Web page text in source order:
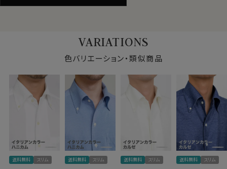
インナーシャツを着用せず素肌に直接着ても、汗を吸って
また春秋冬でも室内の温度が高くて汗をかき、汗が乾か
ぬままそのまま外へ出て寒い思いをした経験がおありの
方は多いともいます。
そんな時でもドライ加工は大活躍！
ドライ加工＝吸湿速乾素材は夏場だけでなく、オールシ
ーズン使える素材なのです。
よく見るとワイシャツ仕様のニットシャツ。
ードのようで、通気性抜群の“ハニカムメッシュ“です。
仕様表
VARIATIONS
色バリエーション・類似商品
送料無料 スリム 送料無料 スリム 送料無料 スリム 送料無料 スリム